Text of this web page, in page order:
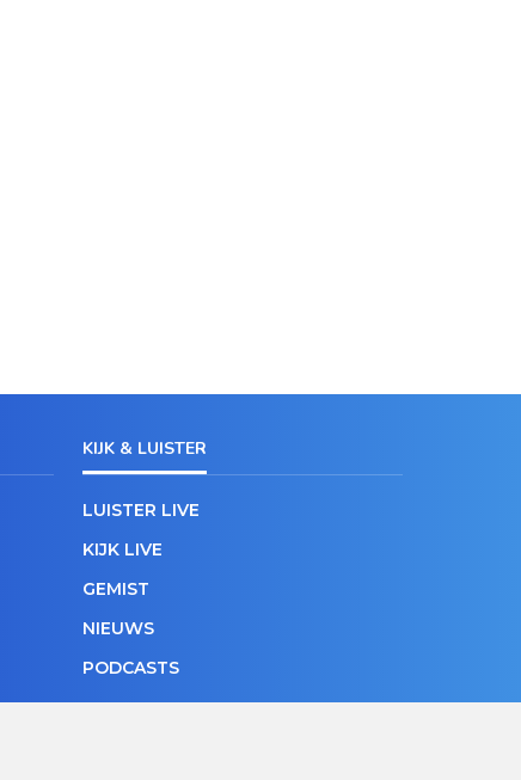
KIJK & LUISTER
LUISTER LIVE
KIJK LIVE
GEMIST
NIEUWS
PODCASTS